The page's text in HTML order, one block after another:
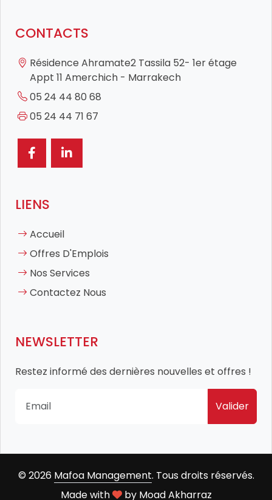
CONTACTS
Résidence Ahramate2 Tassila 52- 1er étage
Appt 11 Amerchich - Marrakech
05 24 44 80 68
05 24 44 71 67
LIENS
Accueil
Offres D'Emplois
Nos Services
Contactez Nous
NEWSLETTER
Restez informé des dernières nouvelles et offres !
Valider
© 2026 Mafoa Management. Tous droits réservés.
Made with
by Moad Akharraz